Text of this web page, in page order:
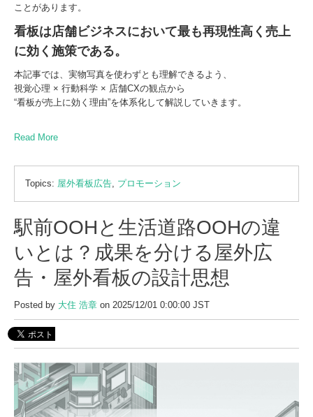
ことがあります。
看板は店舗ビジネスにおいて最も再現性高く売上
に効く施策である。
本記事では、実物写真を使わずとも理解できるよう、
視覚心理 × 行動科学 × 店舗CXの観点から
“看板が売上に効く理由”を体系化して解説していきます。
Read More
Topics: 屋外看板広告, プロモーション
駅前OOHと生活道路OOHの違
いとは？成果を分ける屋外広
告・屋外看板の設計思想
Posted by 大住 浩章 on 2025/12/01 0:00:00 JST